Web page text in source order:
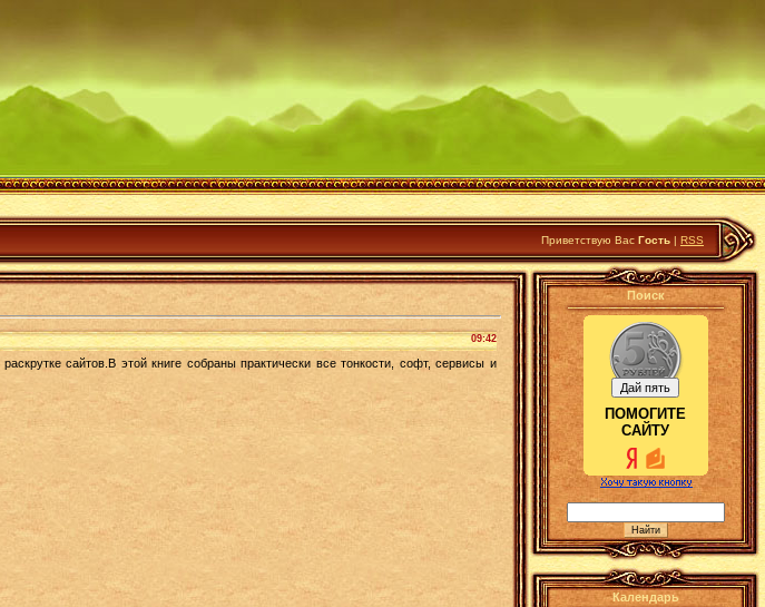
Приветствую Вас Гость | RSS
09:42
сайтов.В этой книге собраны практически все тонкости, софт, сервисы и
Поиск
ПОМОГИТЕ
САЙТУ
Календарь